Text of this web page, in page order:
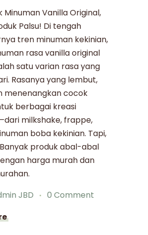
Minuman Vanilla Original,
Palsu! Di tengah
tren minuman kekinian,
rasa vanilla original
satu varian rasa yang
Rasanya yang lembut,
menenangkan cocok
berbagai kreasi
milkshake, frappe,
boba kekinian. Tapi,
produk abal-abal
harga murah dan
JBD
0 Comment